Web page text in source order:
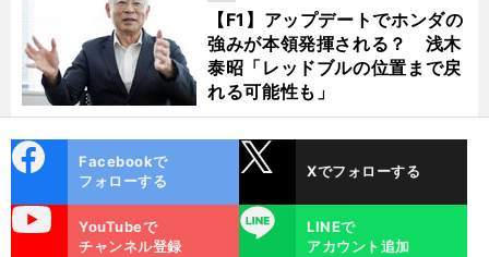
【F1】アップデートでホンダの
強みが本領発揮される？ 浅木
泰昭「レッドブルの位置まで戻
れる可能性も」
ok
Facebookで
フォローする
Xでフォローする
YouTubeで
チャンネル登録
LINE
LINEで
アカウント追加